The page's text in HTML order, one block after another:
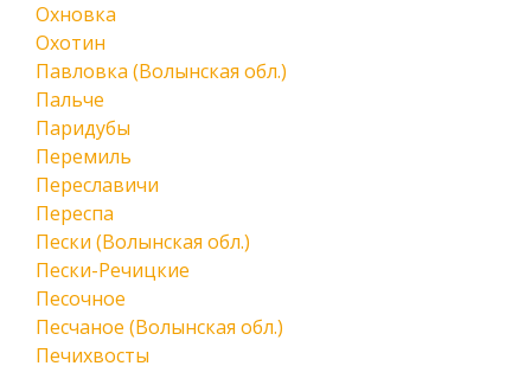
Охновка
Охотин
Павловка (Волынская обл.)
Пальче
Паридубы
Перемиль
Переславичи
Переспа
Пески (Волынская обл.)
Пески-Речицкие
Песочное
Песчаное (Волынская обл.)
Печихвосты